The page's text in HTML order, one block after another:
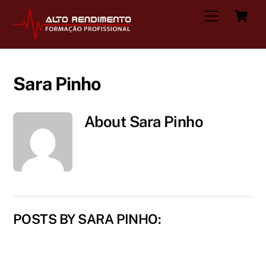
Menu
Sara Pinho
About Sara Pinho
POSTS BY SARA PINHO: